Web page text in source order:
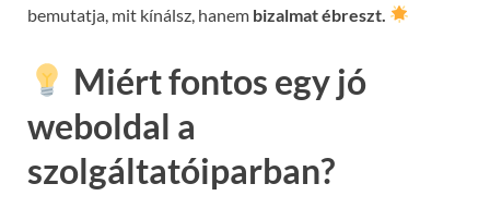
bemutatja, mit kínálsz, hanem bizalmat ébreszt.
Miért fontos egy jó
weboldal a
szolgáltatóiparban?